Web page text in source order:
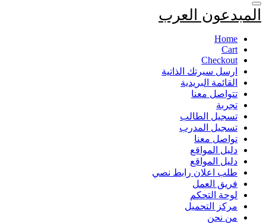
المبدعون العرب
Home
Cart
Checkout
ارسل سيرتك الذاتية
القائمة البريدية
تتواصل معنا
تجربة
تسجيل الطالب
تسجيل المدرب
تواصل معنا
دليل المواقع
دليل المواقع
طلب اعلان رابط نصي
فريق العمل
لوحة التحكم
مركز التحميل
من نحن